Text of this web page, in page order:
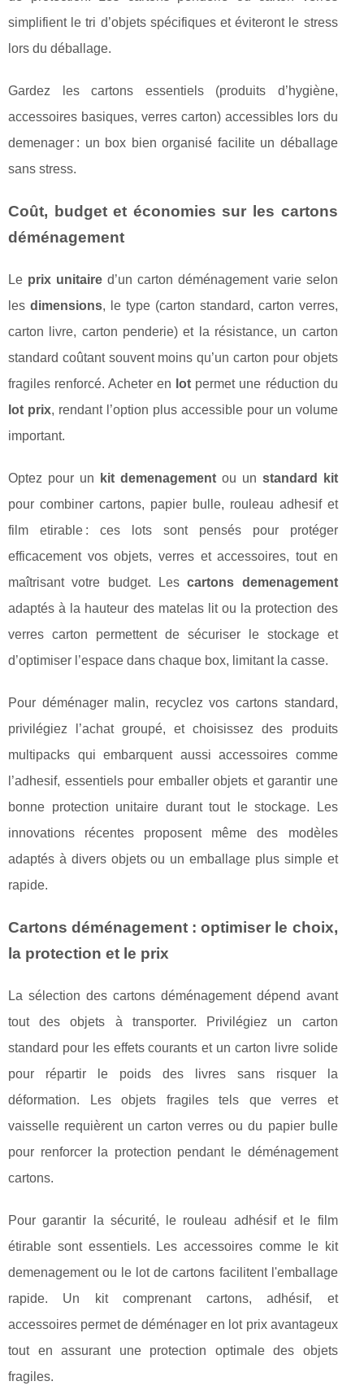
simplifient le tri d’objets spécifiques et éviteront le stress
lors du déballage.
Gardez les cartons essentiels (produits d’hygiène,
accessoires basiques, verres carton) accessibles lors du
demenager : un box bien organisé facilite un déballage
sans stress.
Coût, budget et économies sur les cartons
déménagement
Le prix unitaired’un carton déménagement varie selon
les dimensions, le type (carton standard, carton verres,
carton livre, carton penderie) et la résistance, un carton
standard coûtant souvent moins qu’un carton pour objets
fragiles renforcé. Acheter en lot permet une réduction du
lot prix, rendant l’option plus accessible pour un volume
important.
Optez pour un kit demenagementou un standard kit
pour combiner cartons, papier bulle, rouleau adhesif et
film etirable : ces lots sont pensés pour protéger
efficacement vos objets, verres et accessoires, tout en
maîtrisant votre budget. Lescartons demenagement
adaptés à la hauteur des matelas lit ou la protection des
verres carton permettent de sécuriser le stockage et
d’optimiser l’espace dans chaque box, limitant la casse.
Pour déménager malin, recyclez vos cartons standard,
privilégiez l’achat groupé, et choisissez des produits
multipacks qui embarquent aussi accessoires comme
l’adhesif, essentiels pour emballer objets et garantir une
bonne protection unitaire durant tout le stockage. Les
innovations récentes proposent même des modèles
adaptés à divers objets ou un emballage plus simple et
rapide.
Cartons déménagement : optimiser le choix,
la protection et le prix
La sélection des cartons déménagement dépend avant
tout des objets à transporter. Privilégiez un carton
standard pour les effets courants et un carton livre solide
pour répartir le poids des livres sans risquer la
déformation. Les objets fragiles tels que verres et
vaisselle requièrent un carton verres ou du papier bulle
pour renforcer la protection pendant le déménagement
cartons.
Pour garantir la sécurité, le rouleau adhésif et le film
étirable sont essentiels. Les accessoires comme le kit
demenagement ou le lot de cartons facilitent l'emballage
rapide. Un kit comprenant cartons, adhésif, et
accessoires permet de déménager en lot prix avantageux
tout en assurant une protection optimale des objets
fragiles.